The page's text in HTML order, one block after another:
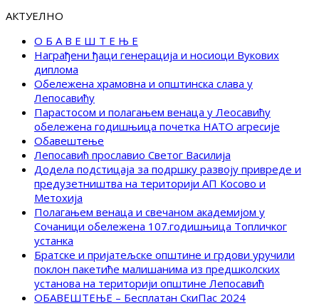
АКТУЕЛНО
О Б А В Е Ш Т Е Њ Е
Награђени ђаци генерација и носиоци Вукових
диплома
Обележена храмовна и општинска слава у
Лепосавићу
Парастосом и полагањем венаца у Леосавићу
обележена годишњица почетка НАТО агресије
Обавештење
Лепосавић прославио Светог Василија
Додела подстицаја за подршку развоју привреде и
предузетништва на територији АП Косово и
Метохија
Полагањем венаца и свечаном академијом у
Сочаници обележена 107.годишњица Топличког
устанка
Братске и пријатељске општине и грдови уручили
поклон пакетиће малишанима из предшколских
установа на територији општине Лепосавић
ОБАВЕШТЕЊЕ – Бесплатан СкиПас 2024